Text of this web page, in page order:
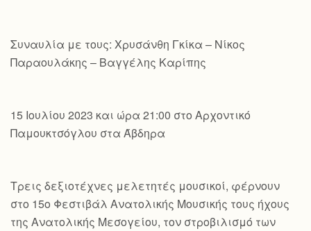
Συναυλία με τους: Χρυσάνθη Γκίκα – Νίκος
Παραουλάκης – Βαγγέλης Καρίπης
15 Ιουλίου 2023 και ώρα 21:00 στο Αρχοντικό
Παμουκτσόγλου στα Άβδηρα
Τρεις δεξιοτέχνες μελετητές μουσικοί, φέρνουν
στο 15ο Φεστιβάλ Ανατολικής Μουσικής τους ήχους
της Ανατολικής Μεσογείου, τον στροβιλισμό των